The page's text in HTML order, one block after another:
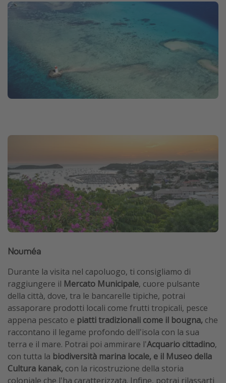
Nouméa
Durante la visita nel capoluogo, ti consigliamo di
raggiungere il Mercato Municipale, cuore pulsante
della città, dove, tra le bancarelle tipiche, potrai
assaporare prodotti locali come frutti tropicali, pesce
appena pescato e piatti tradizionali come il bougna, che
raccontano il legame profondo dell'isola con la sua
terra e il mare. Potrai poi ammirare l'Acquario cittadino,
con tutta la biodiversità marina locale, e il Museo della
Cultura kanak, con la ricostruzione della storia
coloniale che l'ha caratterizzata. Infine, potrai rilassarti